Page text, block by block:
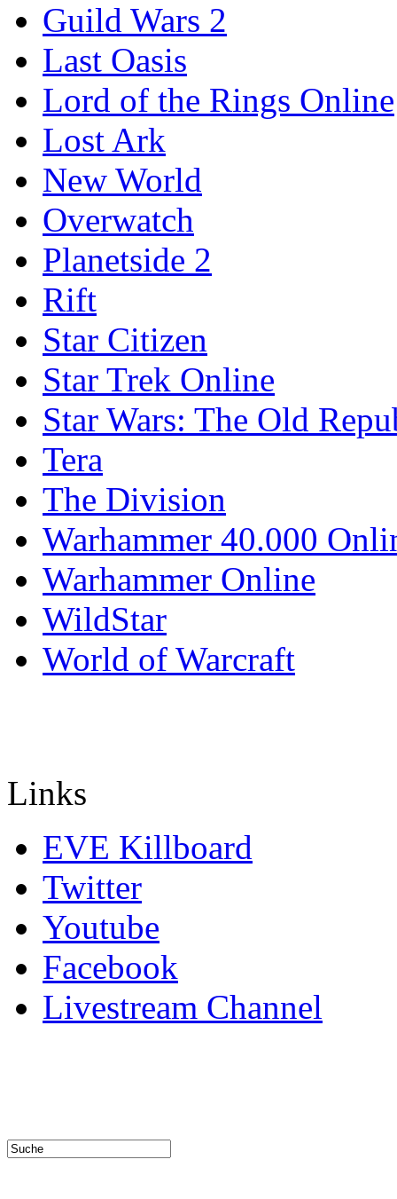
Guild Wars 2
Last Oasis
Lord of the Rings Online
Lost Ark
New World
Overwatch
Planetside 2
Rift
Star Citizen
Star Trek Online
Star Wars: The Old
Tera
The Division
Warhammer 40.000
Warhammer Online
WildStar
World of Warcraft
Links
EVE Killboard
Twitter
Youtube
Facebook
Livestream Channel